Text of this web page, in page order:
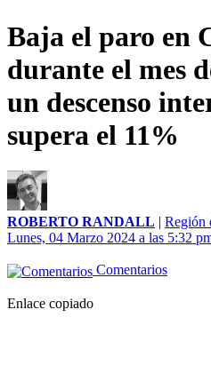
Baja el paro en
durante el mes
un descenso
supera el 11%
ROBERTO RANDALL | Región
Lunes, 04 Marzo 2024 a las 5:32
Comentarios
Enlace copiado